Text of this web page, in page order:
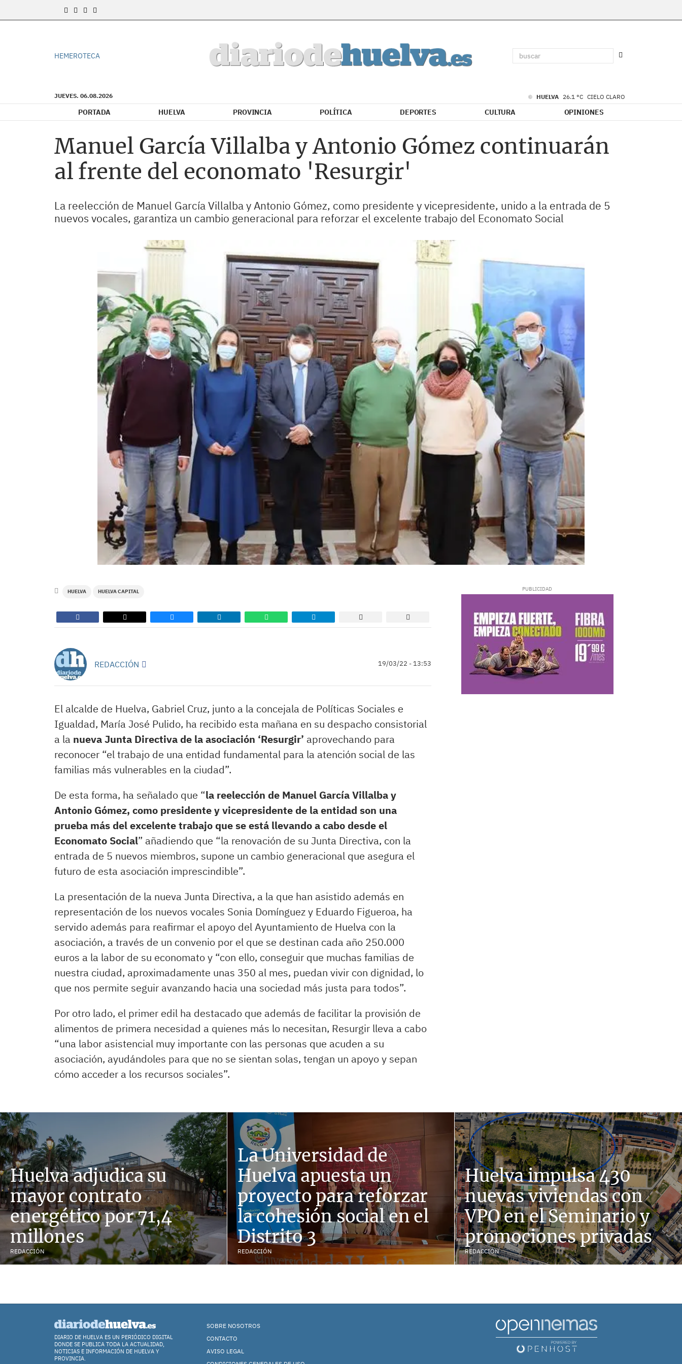
HEMEROTECA
JUEVES. 06.08.2026 HUELVA 26.1 °C CIELO CLARO
PORTADA HUELVA PROVINCIA POLÍTICA DEPORTES CULTURA OPINIONES
Manuel García Villalba y Antonio Gómez continuarán
al frente del economato 'Resurgir'
La reelección de Manuel García Villalba y Antonio Gómez, como presidente y vicepresidente, unido a la entrada de 5
nuevos vocales, garantiza un cambio generacional para reforzar el excelente trabajo del Economato Social
HUELVA HUELVA CAPITAL
REDACCIÓN 19/03/22 - 13:53
El alcalde de Huelva, Gabriel Cruz, junto a la concejala de Políticas Sociales e
Igualdad, María José Pulido, ha recibido esta mañana en su despacho consistorial
a la nueva Junta Directiva de la asociación ‘Resurgir’ aprovechando para
reconocer “el trabajo de una entidad fundamental para la atención social de las
familias más vulnerables en la ciudad”.
De esta forma, ha señalado que “la reelección de Manuel García Villalba y
Antonio Gómez, como presidente y vicepresidente de la entidad son una
prueba más del excelente trabajo que se está llevando a cabo desde el
Economato Social” añadiendo que “la renovación de su Junta Directiva, con la
entrada de 5 nuevos miembros, supone un cambio generacional que asegura el
futuro de esta asociación imprescindible”.
La presentación de la nueva Junta Directiva, a la que han asistido además en
representación de los nuevos vocales Sonia Domínguez y Eduardo Figueroa, ha
servido además para reafirmar el apoyo del Ayuntamiento de Huelva con la
asociación, a través de un convenio por el que se destinan cada año 250.000
euros a la labor de su economato y “con ello, conseguir que muchas familias de
nuestra ciudad, aproximadamente unas 350 al mes, puedan vivir con dignidad, lo
que nos permite seguir avanzando hacia una sociedad más justa para todos”.
Por otro lado, el primer edil ha destacado que además de facilitar la provisión de
alimentos de primera necesidad a quienes más lo necesitan, Resurgir lleva a cabo
“una labor asistencial muy importante con las personas que acuden a su
asociación, ayudándoles para que no se sientan solas, tengan un apoyo y sepan
cómo acceder a los recursos sociales”.
Huelva adjudica su
mayor contrato
energético por 71,4
millones
REDACCIÓN
La Universidad de
Huelva apuesta un
proyecto para reforzar
la cohesión social en el
Distrito 3
REDACCIÓN
Huelva impulsa 430
nuevas viviendas con
VPO en el Seminario y
promociones privadas
REDACCIÓN
DIARIO DE HUELVA ES UN PERIÓDICO DIGITAL
DONDE SE PUBLICA TODA LA ACTUALIDAD,
NOTICIAS E INFORMACIÓN DE HUELVA Y
PROVINCIA.
SOBRE NOSOTROS
CONTACTO
AVISO LEGAL